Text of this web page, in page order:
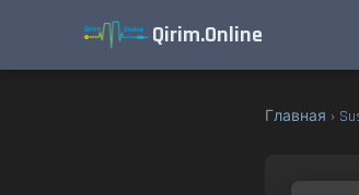
Qirim.Online
Главная ›